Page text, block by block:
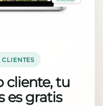
cliente, tu
es gratis